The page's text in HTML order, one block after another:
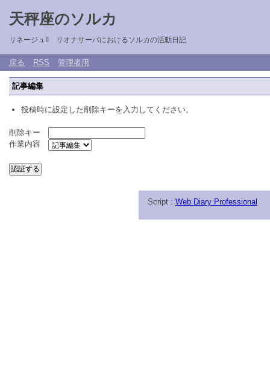
天秤座のソルカ
リネージュII リオナサーバにおけるソルカの活動日記
戻る RSS 管理者用
記事編集
投稿時に設定した削除キーを入力してください。
削除キー
作業内容
Script : Web Diary Professional